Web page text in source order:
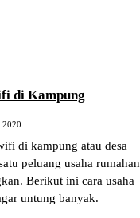
di Kampung
2020
di kampung atau desa
peluang usaha rumahan
Berikut ini cara usaha
untung banyak.